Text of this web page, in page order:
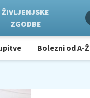
ŽIVLJENJSKE
ZGODBE
Bolezni od A-Ž